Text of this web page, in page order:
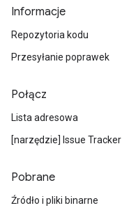
Informacje
Repozytoria kodu
Przesyłanie poprawek
Połącz
Lista adresowa
[narzędzie] Issue Tracker
Pobrane
Źródło i pliki binarne